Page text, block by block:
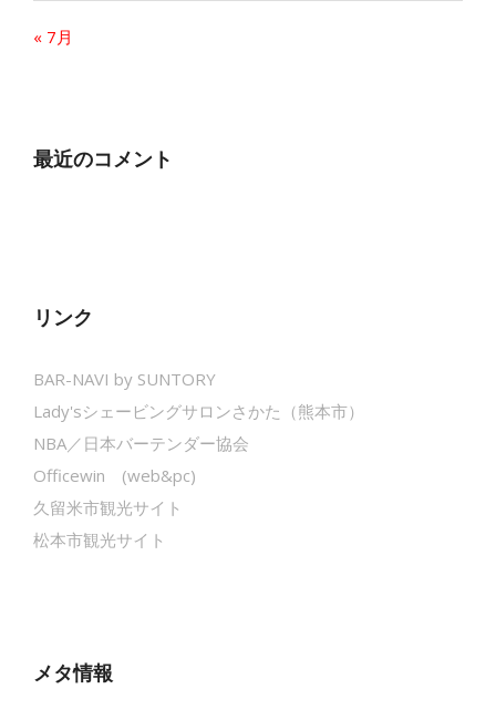
« 7月
最近のコメント
リンク
BAR-NAVI by SUNTORY
Lady'sシェービングサロンさかた（熊本市）
NBA／日本バーテンダー協会
Officewin (web&pc)
久留米市観光サイト
松本市観光サイト
メタ情報